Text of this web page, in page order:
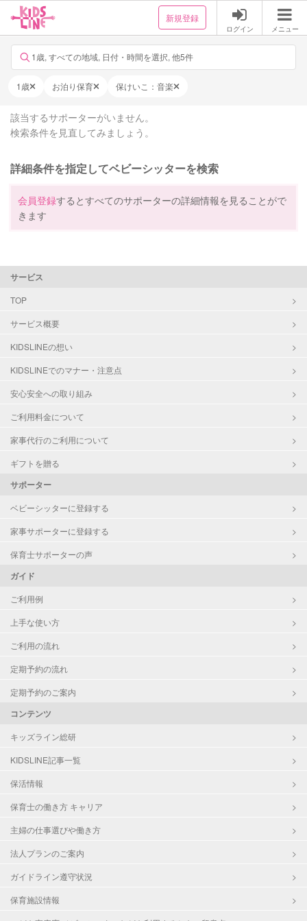
新規登録
ログイン メニュー
1歳, すべての地域, 日付・時間を選択, 他5件
1歳 お泊り保育 保けいこ：音楽
該当するサポーターがいません。
検索条件を見直してみましょう。
詳細条件を指定してベビーシッターを検索
会員登録するとすべてのサポーターの詳細情報を見ることがで
きます
サービス
TOP
サービス概要
KIDSLINEの想い
KIDSLINEでのマナー・注意点
安心安全への取り組み
ご利用料金について
家事代行のご利用について
ギフトを贈る
サポーター
ベビーシッターに登録する
家事サポーターに登録する
保育士サポーターの声
ガイド
ご利用例
上手な使い方
ご利用の流れ
定期予約の流れ
定期予約のご案内
コンテンツ
キッズライン総研
KIDSLINE記事一覧
保活情報
保育士の働き方 キャリア
主婦の仕事選びや働き方
法人プランのご案内
ガイドライン遵守状況
保育施設情報